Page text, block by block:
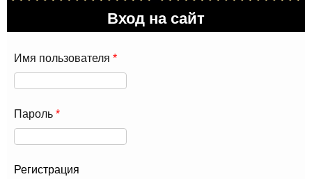
Вход на сайт
Имя пользователя *
Пароль *
Регистрация